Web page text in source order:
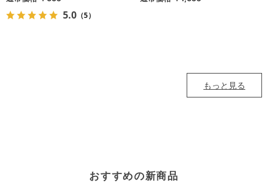
5.0 （5）
もっと見る
おすすめの新商品